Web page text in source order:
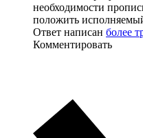
необходимости
положить
Ответ написан более
Комментировать